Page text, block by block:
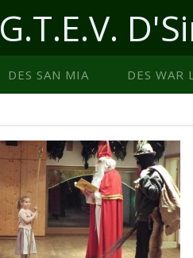
G.T.E.V.
DES SAN MIA DES WAR